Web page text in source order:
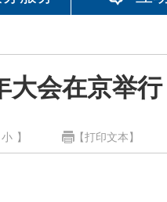
大会在京举行
小 】 【打印文本】